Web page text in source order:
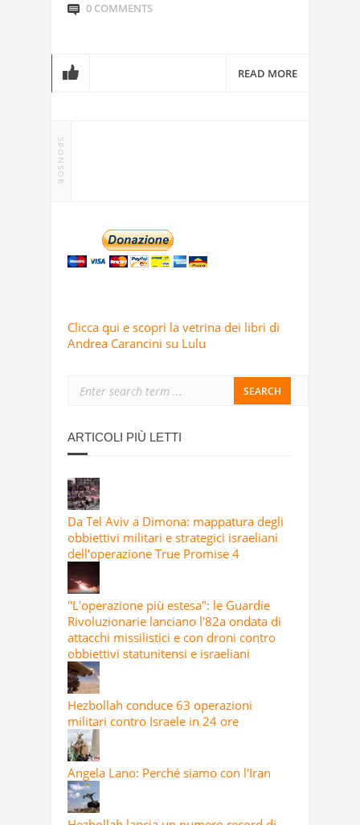
0 COMMENTS
READ MORE
SPONSOR
Clicca qui e scopri la vetrina dei libri di
Andrea Carancini su Lulu
ARTICOLI PIÙ LETTI
Da Tel Aviv a Dimona: mappatura degli
obbiettivi militari e strategici israeliani
dell'operazione True Promise 4
"L'operazione più estesa": le Guardie
Rivoluzionarie lanciano l'82a ondata di
attacchi missilistici e con droni contro
obbiettivi statunitensi e israeliani
Hezbollah conduce 63 operazioni
militari contro Israele in 24 ore
Angela Lano: Perché siamo con l'Iran